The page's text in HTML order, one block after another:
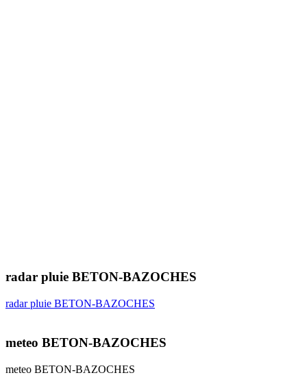
radar pluie BETON-BAZOCHES
radar pluie BETON-BAZOCHES
meteo BETON-BAZOCHES
meteo BETON-BAZOCHES